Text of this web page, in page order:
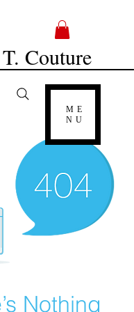
Couture
ME
NU
Nothing